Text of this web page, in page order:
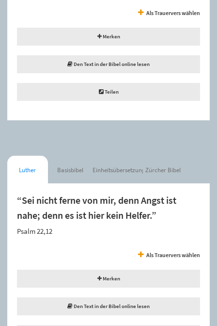
Als Trauervers wählen
Merken
Den Text in der Bibel online lesen
Teilen
Luther Basisbibel Einheitsübersetzung Zürcher Bibel
“Sei nicht ferne von mir, denn Angst ist
nahe; denn es ist hier kein Helfer.”
Psalm 22,12
Als Trauervers wählen
Merken
Den Text in der Bibel online lesen